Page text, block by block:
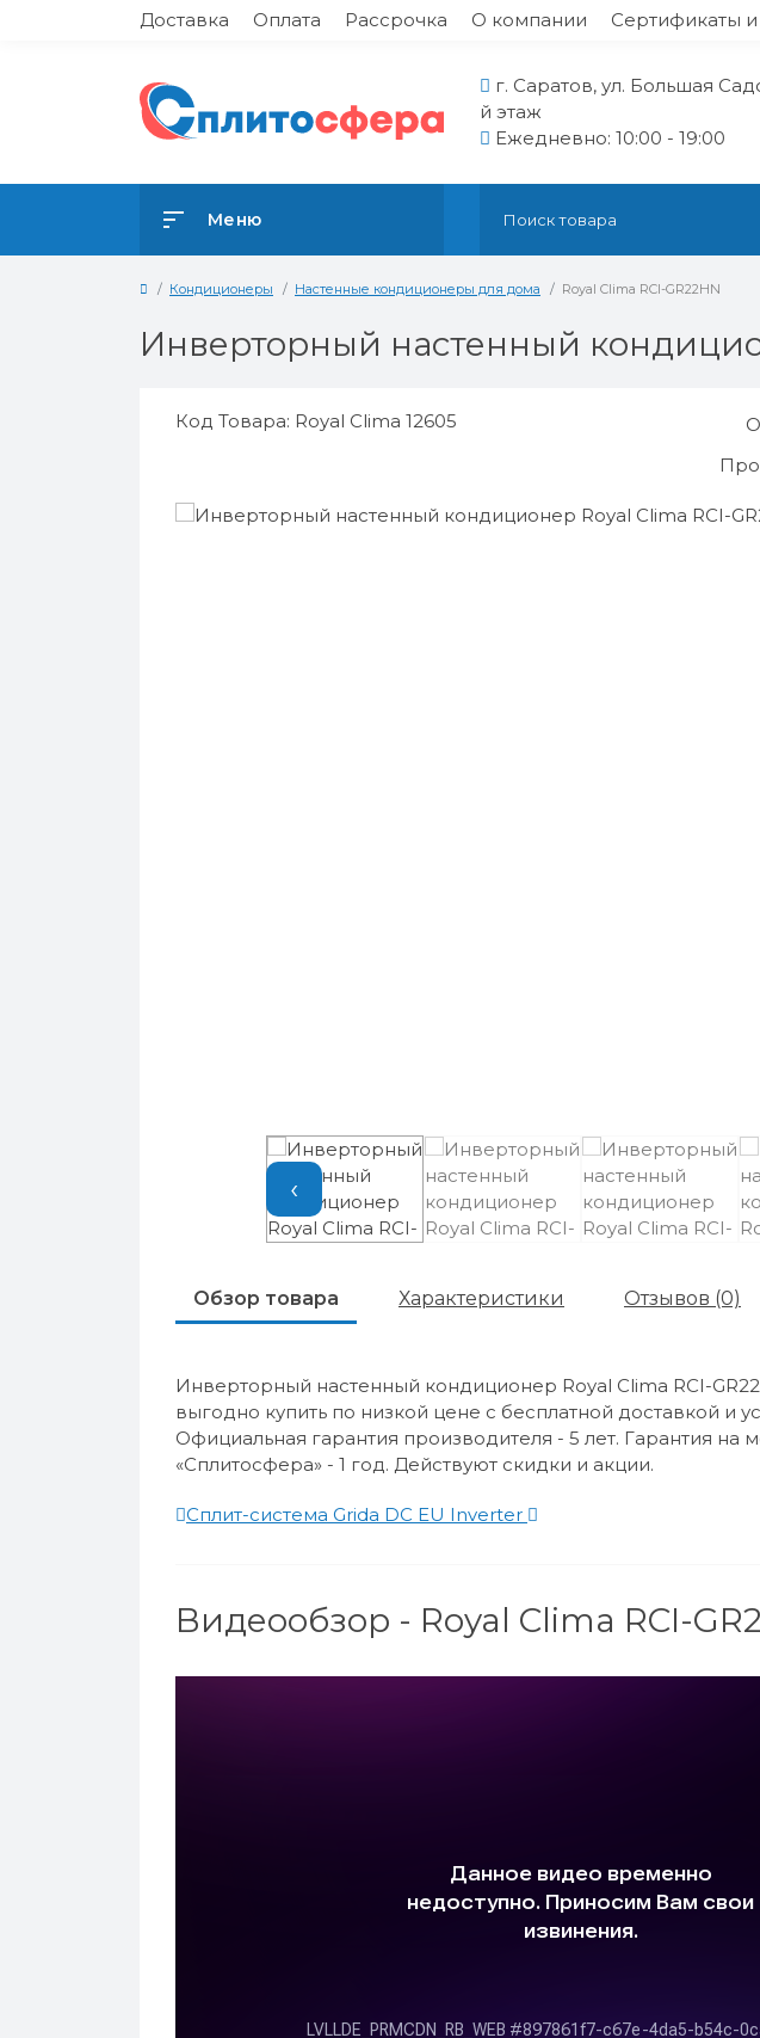
Доставка Оплата Рассрочка О компании Сертификаты
г. Саратов, ул. Большая
й этаж
Ежедневно: 10:00 - 19:00
Меню
Кондиционеры Настенные кондиционеры для дома Royal Clima RCI-GR22HN
Инверторный настенный
Код Товара: Royal Clima 12605
‹
Обзор товара Характеристики Отзывов (0)
Инверторный настенный кондиционер Royal Clima RCI-
выгодно купить по низкой цене с бесплатной доставкой и
Официальная гарантия производителя - 5 лет. Гарантия на
«Сплитосфера» - 1 год. Действуют скидки и акции.
Сплит-система Grida DC EU Inverter
Видеообзор - Royal Clima RCI-